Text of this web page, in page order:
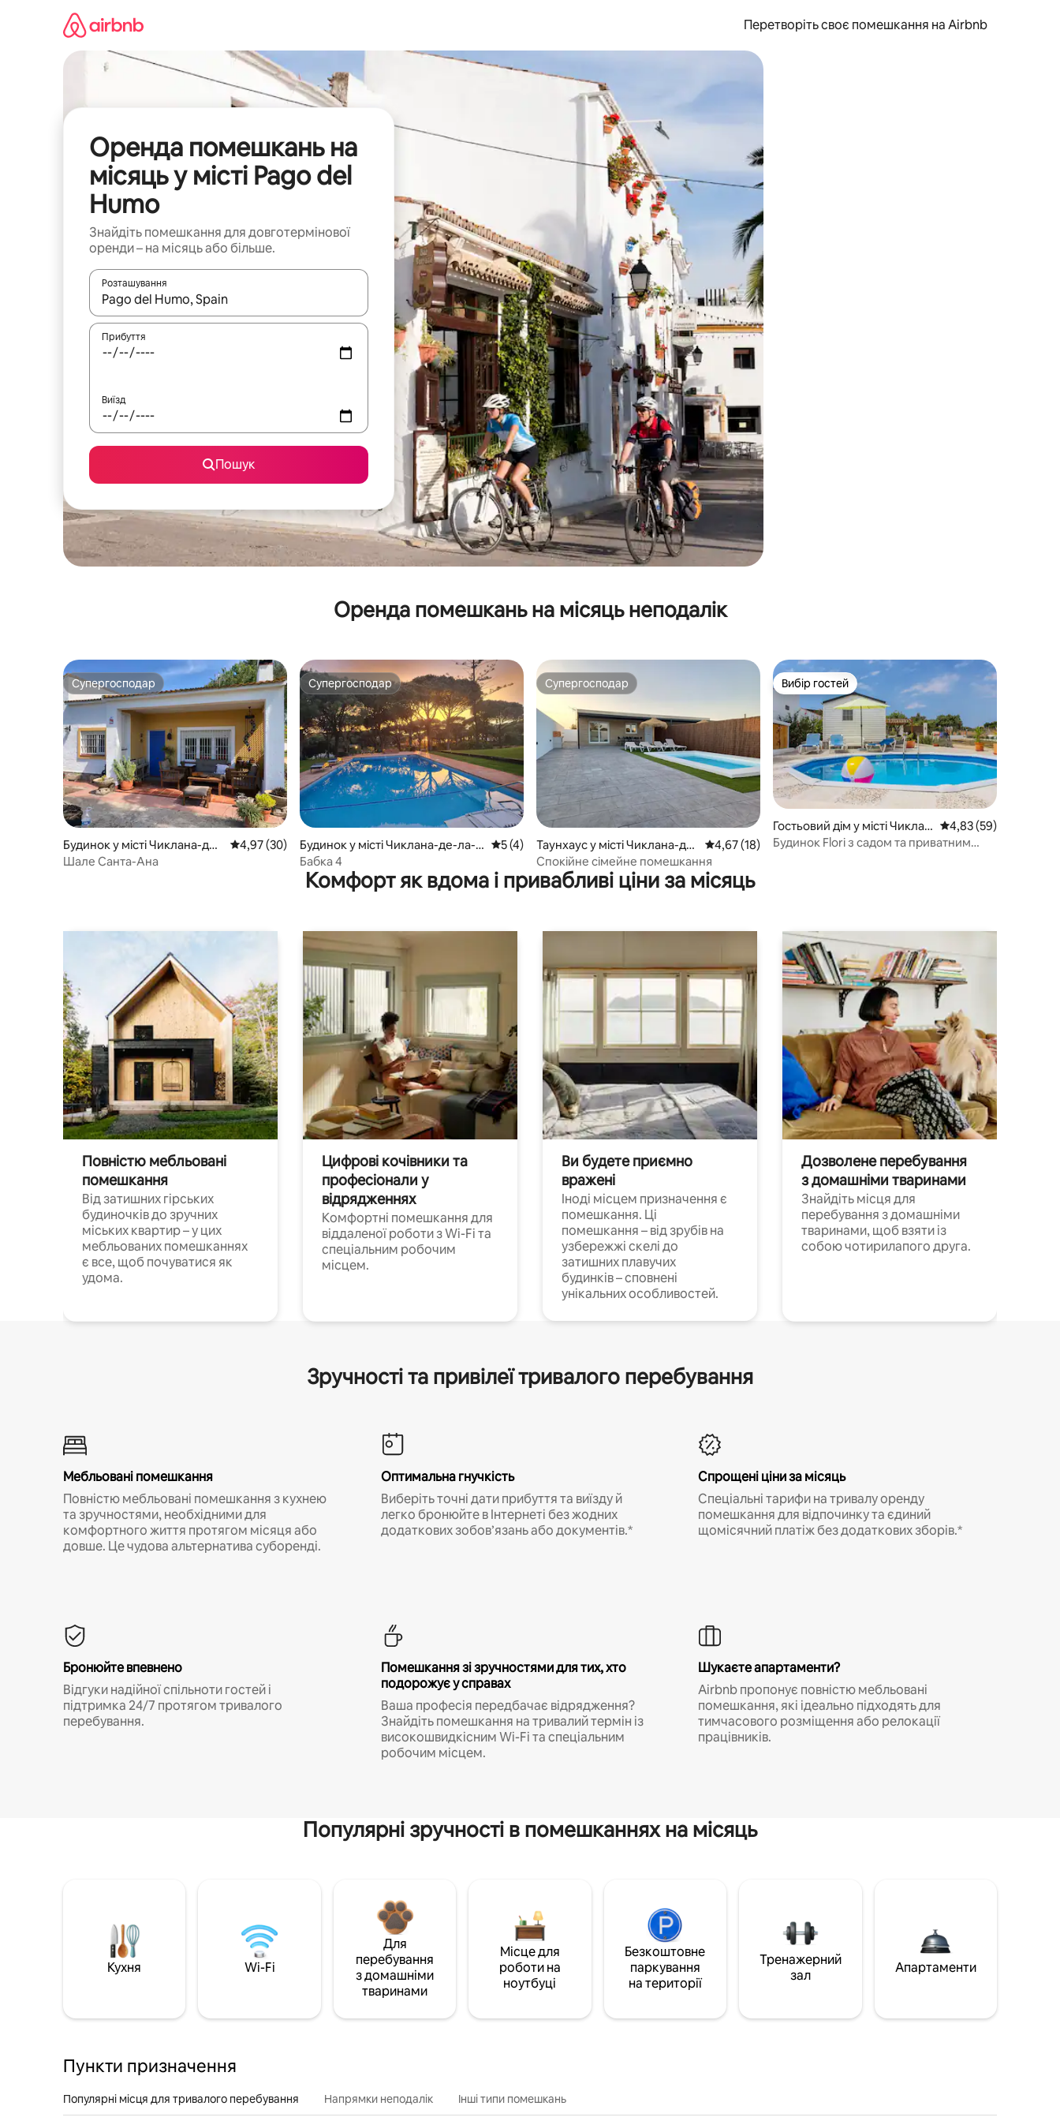
Перетворіть своє помешкання на Airbnb
Оренда помешкань на
місяць у місті Pago del
Humo
Знайдіть помешкання для довготермінової
оренди – на місяць або більше.
Розташування
Отримавши результати пошуку, використовуйте для навігації сторінкою клавіші зі стрілками вгору та вниз або жести дотику та гортання.
Прибуття
Виїзд
Пошук
Оренда помешкань на місяць неподалік
Супергосподар
Супергосподар
Будинок у місті Чиклана-де-
ла-Фронтера
Середня оцінка: 4,97 з 5, відгуки: 30
4,97 (30)
Шале Санта-Ана
Супергосподар
Супергосподар
Будинок у місті Чиклана-де-ла-
Фронтера
Середня оцінка: 5 з 5, відгуки: 4
5 (4)
Бабка 4
Супергосподар
Супергосподар
Таунхаус у місті Чиклана-де-
ла-Фронтера
Середня оцінка: 4,67 з 5, відгуки: 18
4,67 (18)
Спокійне сімейне помешкання
Вибір гостей
Вибір гостей
Гостьовий дім у місті Чиклан
а-де-ла-Фронтера
Середня оцінка: 4,83
4,83 (59)
Будинок Flori з садом та приватним
Комфорт як вдома і привабливі ціни за місяць
Повністю мебльовані
помешкання
Від затишних гірських
будиночків до зручних
міських квартир – у цих
мебльованих помешканнях
є все, щоб почуватися як
удома.
Цифрові кочівники та
професіонали у
відрядженнях
Комфортні помешкання для
віддаленої роботи з Wi-Fi та
спеціальним робочим
місцем.
Ви будете приємно
вражені
Іноді місцем призначення є
помешкання. Ці
помешкання – від зрубів на
узбережжі скелі до
затишних плавучих
будинків – сповнені
унікальних особливостей.
Дозволене перебування
з домашніми тваринами
Знайдіть місця для
перебування з домашніми
тваринами, щоб взяти із
собою чотирилапого друга.
Зручності та привілеї тривалого перебування
Мебльовані помешкання
Повністю мебльовані помешкання з кухнею
та зручностями, необхідними для
комфортного життя протягом місяця або
довше. Це чудова альтернатива суборенді.
Оптимальна гнучкість
Виберіть точні дати прибуття та виїзду й
легко бронюйте в Інтернеті без жодних
додаткових зобов’язань або документів.*
Спрощені ціни за місяць
Спеціальні тарифи на тривалу оренду
помешкання для відпочинку та єдиний
щомісячний платіж без додаткових зборів.*
Бронюйте впевнено
Відгуки надійної спільноти гостей і
підтримка 24/7 протягом тривалого
перебування.
Помешкання зі зручностями для тих, хто
подорожує у справах
Ваша професія передбачає відрядження?
Знайдіть помешкання на тривалий термін із
високошвидкісним Wi-Fi та спеціальним
робочим місцем.
Шукаєте апартаменти?
Airbnb пропонує повністю мебльовані
помешкання, які ідеально підходять для
тимчасового розміщення або релокації
працівників.
Популярні зручності в помешканнях на місяць
Кухня Wi-Fi
Для
перебування
з домашніми
тваринами
Місце для
роботи на
ноутбуці
Безкоштовне
паркування
на території
Тренажерний
зал
Апартаменти
Пункти призначення
Популярні місця для тривалого перебування Напрямки неподалік Інші типи помешкань